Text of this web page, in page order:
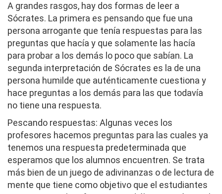
A grandes rasgos, hay dos formas de leer a
Sócrates. La primera es pensando que fue una
persona arrogante que tenía respuestas para las
preguntas que hacía y que solamente las hacía
para probar a los demás lo poco que sabían. La
segunda interpretación de Sócrates es la de una
persona humilde que auténticamente cuestiona y
hace preguntas a los demás para las que todavía
no tiene una respuesta.
Pescando respuestas: Algunas veces los
profesores hacemos preguntas para las cuales ya
tenemos una respuesta predeterminada que
esperamos que los alumnos encuentren. Se trata
más bien de un juego de adivinanzas o de lectura de
mente que tiene como objetivo que el estudiantes